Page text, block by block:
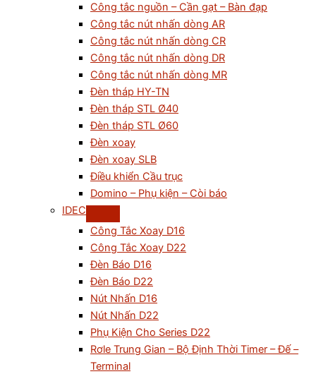
Công tắc nguồn – Cần gạt – Bàn đạp
Công tắc nút nhấn dòng AR
Công tắc nút nhấn dòng CR
Công tắc nút nhấn dòng DR
Công tắc nút nhấn dòng MR
Đèn tháp HY-TN
Đèn tháp STL Ø40
Đèn tháp STL Ø60
Đèn xoay
Đèn xoay SLB
Điều khiển Cầu trục
Domino – Phụ kiện – Còi báo
IDEC
Công Tắc Xoay D16
Công Tắc Xoay D22
Đèn Báo D16
Đèn Báo D22
Nút Nhấn D16
Nút Nhấn D22
Phụ Kiện Cho Series D22
Rơle Trung Gian – Bộ Định Thời Timer – Đế –
Terminal